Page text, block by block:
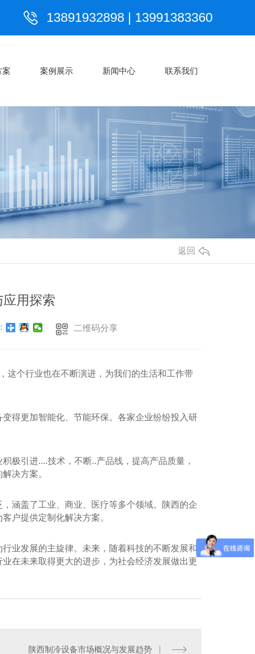
13891932898 | 13991383360
案 案例展示 新闻中心 联系我们
返回
用探索
二维码分享
这个行业也在不断演进，为我们的生活和工作带
得更加智能化、节能环保。各家企业纷纷投入研
极引进....技术，不断..产品线，提高产品质量，
决方案。
涵盖了工业、商业、医疗等多个领域。陕西的企
户提供定制化解决方案。
业发展的主旋律。未来，随着科技的不断发展和
在未来取得更大的进步，为社会经济发展做出更
陕西制冷设备市场概况与发展趋势